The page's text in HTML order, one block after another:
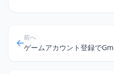
前へ